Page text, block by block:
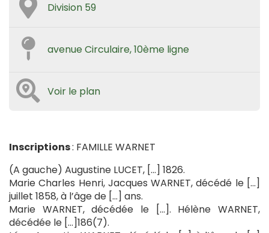
Division 59
avenue Circulaire, 10ème ligne
Voir le plan
Inscriptions: FAMILLE WARNET
(A gauche) Augustine LUCET, […] 1826.
Marie Charles Henri, Jacques WARNET, décédé le […]
juillet 1858, à l’âge de […] ans.
Marie WARNET, décédée le […]. Hélène WARNET,
décédée le […]186(7).